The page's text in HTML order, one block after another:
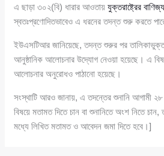
এ ছাড়া ৩০২(বি) ধারার আওতায়যুক্তরাষ্ট্রের
স্বতঃপ্রণোদিতভাবেও এ ধরনের তদন্ত শুরু করতে
ইউএসটিআর জানিয়েছে, তদন্ত শুরুর পর তালিকাভুক্ত
আনুষ্ঠানিক আলোচনার উদ্যোগ নেওয়া হয়েছে। এ
আলোচনার অনুরোধও পাঠানো হয়েছে।
সংস্থাটি আরও জানায়, এ তদন্তের শুনানি আগামী
বিষয়ে মতামত দিতে চান বা শুনানিতে অংশ নিতে
মধ্যে লিখিত মতামত ও আবেদন জমা দিতে হবে।]